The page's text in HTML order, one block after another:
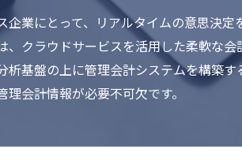
企業にとって、リアルタイムの意思決
、クラウドサービスを活用した柔軟な
析基盤の上に管理会計システムを構築
理会計情報が必要不可欠です。